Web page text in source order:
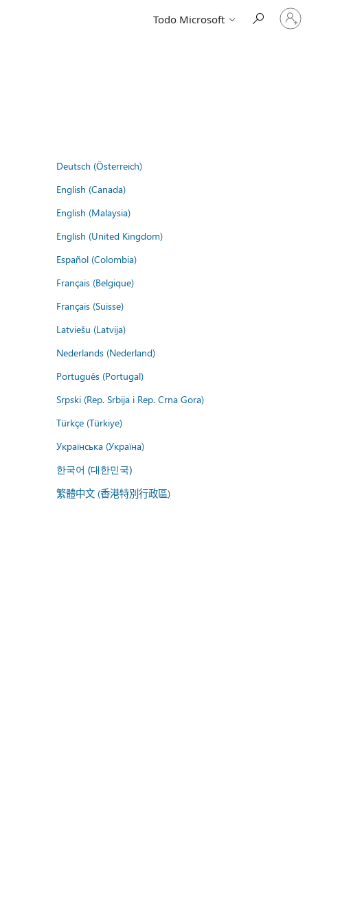
Todo Microsoft
Iniciar
sesión
Deutsch (Österreich)
English (Canada)
English (Malaysia)
English (United Kingdom)
Español (Colombia)
Français (Belgique)
Français (Suisse)
Latviešu (Latvija)
Nederlands (Nederland)
Português (Portugal)
Srpski (Rep. Srbija i Rep. Crna Gora)
Türkçe (Türkiye)
Українська (Україна)
한국어 (대한민국)
繁體中文 (香港特別行政區)